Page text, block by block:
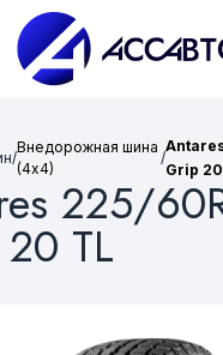
/
Внедорожная шина
(4х4)
/
Grip
225/
TL